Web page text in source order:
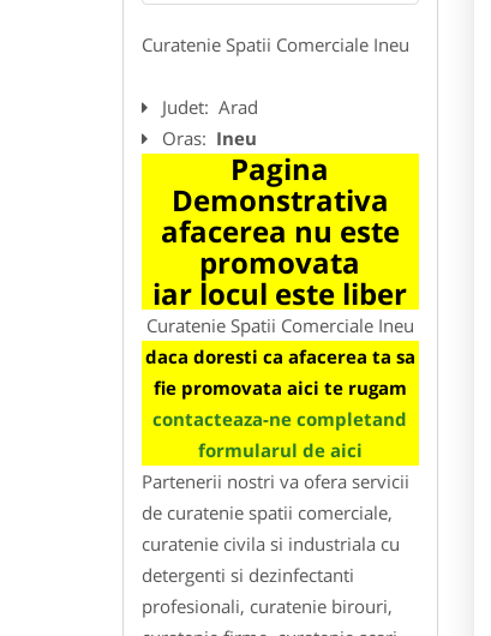
Curatenie Spatii Comerciale Ineu
Judet: Arad
Oras: Ineu
Pagina
Demonstrativa
afacerea nu este
promovata
iar locul este liber
Curatenie Spatii Comerciale Ineu
daca doresti ca afacerea ta sa
fie promovata aici te rugam
contacteaza-ne completand
formularul de aici
Partenerii nostri va ofera servicii
de curatenie spatii comerciale,
curatenie civila si industriala cu
detergenti si dezinfectanti
profesionali, curatenie birouri,